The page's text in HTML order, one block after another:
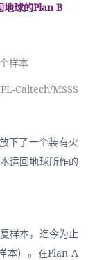
地球的Plan B
样本
Caltech/MSSS
下了一个装有火
运回地球所作的
样本，迄今为止
本）。在Plan A